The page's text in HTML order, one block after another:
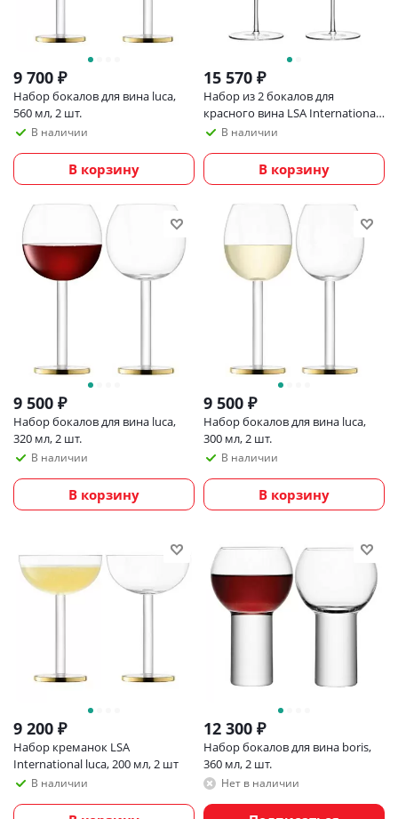
9 700 ₽
Набор бокалов для вина luca,
560 мл, 2 шт.
В наличии
В корзину
15 570 ₽
Набор из 2 бокалов для
красного вина LSA International
Wine Culture 590 мл
В наличии
В корзину
9 500 ₽
Набор бокалов для вина luca,
320 мл, 2 шт.
В наличии
В корзину
9 500 ₽
Набор бокалов для вина luca,
300 мл, 2 шт.
В наличии
В корзину
9 200 ₽
Набор креманок LSA
International luca, 200 мл, 2 шт
В наличии
12 300 ₽
Набор бокалов для вина boris,
360 мл, 2 шт.
Нет в наличии